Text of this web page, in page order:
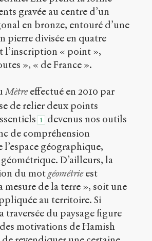
gravée au centre d’un
en bronze, entouré d’une
pierre divisée en quatre
l’inscription « point »,
», « de France ».
Mètreeffectué en 2010 par
de relier deux points
1 devenus nos outils
de compréhension
géographique,
D’ailleurs, la
du motgéométrieest
de la terre », soit une
au territoire. Si
traversée du paysage figure
motivations de Hamish